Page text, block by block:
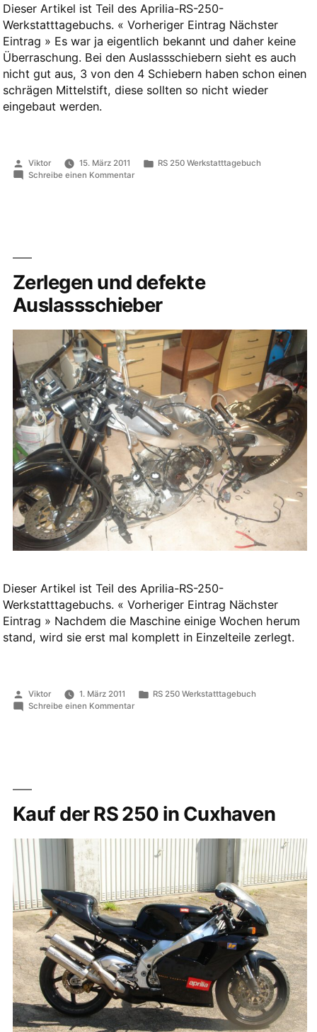
Dieser Artikel ist Teil des Aprilia-RS-250-
Werkstatttagebuchs. « Vorheriger Eintrag Nächster
Eintrag » Es war ja eigentlich bekannt und daher keine
Überraschung. Bei den Auslassschiebern sieht es auch
nicht gut aus, 3 von den 4 Schiebern haben schon einen
schrägen Mittelstift, diese sollten so nicht wieder
eingebaut werden.
Veröffentlicht
von
Viktor 15. März 2011
Veröffentlicht
RS 250 Werkstatttagebuch
Schreibe einen Kommentarzu
Zerlegen und defekte
Auslassschieber
Dieser Artikel ist Teil des Aprilia-RS-250-
Werkstatttagebuchs. « Vorheriger Eintrag Nächster
Eintrag » Nachdem die Maschine einige Wochen herum
stand, wird sie erst mal komplett in Einzelteile zerlegt.
Veröffentlicht
von
Viktor 1. März 2011
Veröffentlicht
RS 250 Werkstatttagebuch
Schreibe einen Kommentarzu
Kauf der RS 250 in Cuxhaven